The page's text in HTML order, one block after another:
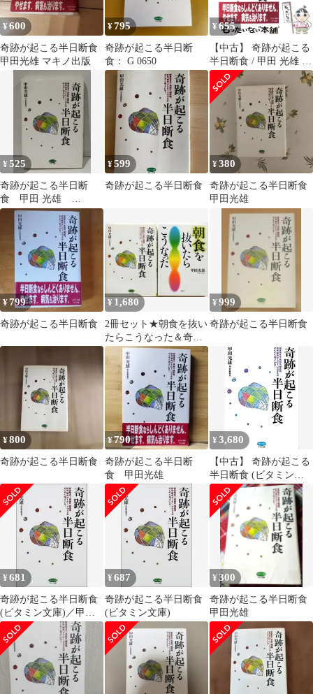
¥600
奇跡が起こる半日断食
甲田光雄 マキノ出版
¥795
奇跡が起こる半日断
食： G 0650
¥ 655
【中古】 奇跡が起こる
半日断食 / 甲田 光雄 /
マキノ出版
¥525
奇跡が起こる半日断
食 甲田 光雄
(260807mt)
¥599
奇跡が起こる半日断食
¥380
奇跡が起こる半日断食
甲田光雄
¥799
奇跡が起こる半日断食
¥ 1,680
2冊セット★朝食を抜い
たらこうなった＆奇跡
が起こる半日断食 甲田
光雄
¥999
奇跡が起こる半日断食
¥800
奇跡が起こる半日断食
¥790
奇跡が起こる半日断
食 甲田光雄
¥3,680
【中古】 奇跡が起こる
半日断食 (ビタミン文
庫)
¥681
奇跡が起こる半日断食
(ビタミン文庫)／甲田
光雄
¥687
奇跡が起こる半日断食
(ビタミン文庫)
¥300
奇跡が起こる半日断食
甲田光雄